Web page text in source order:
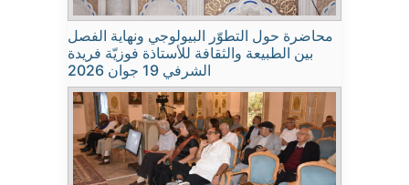
محاضرة حول التطوّر البيولوجي ونهاية الفصل
بين الطبيعة والثقافة للأستاذة فوزيّة فريدة
الشرفي 19 جوان 2026